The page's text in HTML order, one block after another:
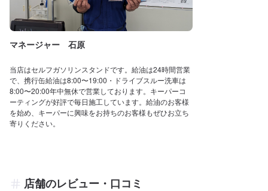
マネージャー 石原
当店はセルフガソリンスタンドです。給油は24時間営業
で、携行缶給油は8:00〜19:00・ドライブスルー洗車は
8:00〜20:00年中無休で営業しております。キーパーコ
ーティングが好評で毎日施工しています。給油のお客様
を始め、キーパーに興味をお持ちのお客様もぜひお立ち
寄りください。
店舗のレビュー・口コミ